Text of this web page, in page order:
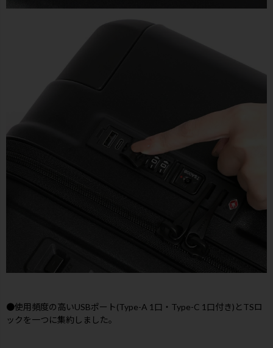
●使用頻度の高いUSBポート(Type-A 1口・Type-C 1口付き)とTSロ
ックを一つに集約しました。